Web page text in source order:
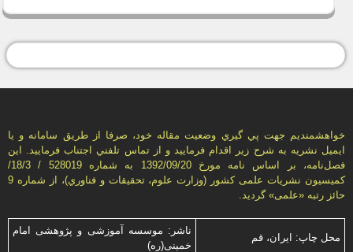
خواهشمنديم جهت پي گيري وضعيت مقاله خود، صرفا از طريق سامانه و يا
ايميل نشريه به شرح زير اقدام فرماييد و از تماس تلفني اجتناب فرماييد. اين
فصل‌نامه، بر اساس نامه مورخ 1392/09/20 به شماره 528019 / 18/3/
كميسيون نشريات علمی كشور (وزارت علوم، تحقيقات و فناوري)، از شماره 9
حائز رتبه «علمی» گرديد.
محل چاپ: ایران، قم
ناشر: موسسه آموزشی و پژوهشی امام
خمینی(ره)